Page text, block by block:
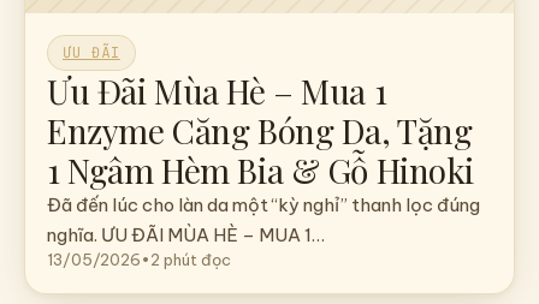
ƯU ĐÃI
Ưu Đãi Mùa Hè – Mua 1
Enzyme Căng Bóng Da, Tặng
1 Ngâm Hèm Bia & Gỗ Hinoki
Đã đến lúc cho làn da một “kỳ nghỉ” thanh lọc đúng
nghĩa. ƯU ĐÃI MÙA HÈ – MUA 1…
13/05/2026•2 phút đọc